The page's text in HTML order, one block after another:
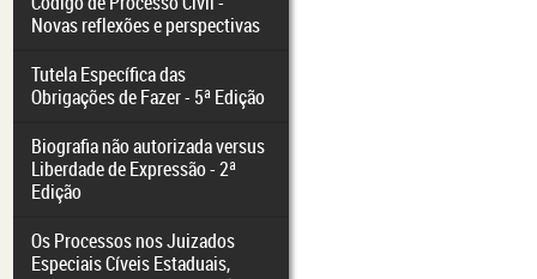
Novas reflexões e perspectivas
Tutela Específica das
Obrigações de Fazer - 5ª Edição
Biografia não autorizada versus
Liberdade de Expressão - 2ª
Edição
Os Processos nos Juizados
Especiais Cíveis Estaduais,